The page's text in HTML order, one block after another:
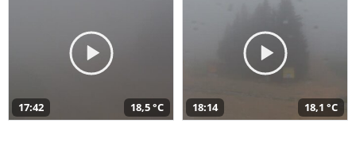
17:42 18,5 °C 18:14 18,1 °C